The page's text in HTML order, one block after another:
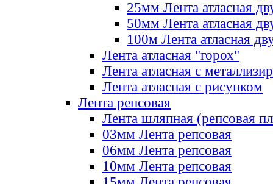
25мм Лента атласная
50мм Лента атласная
100м Лента атласная
Лента атласная "горох"
Лента атласная с
Лента атласная с рисунком
Лента репсовая
Лента шляпная (репсовая
03мм Лента репсовая
06мм Лента репсовая
10мм Лента репсовая